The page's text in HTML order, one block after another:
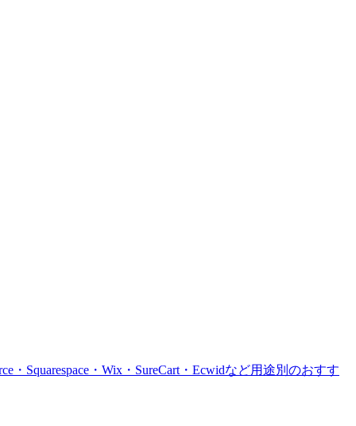
Squarespace・Wix・SureCart・Ecwidなど用途別のおすす